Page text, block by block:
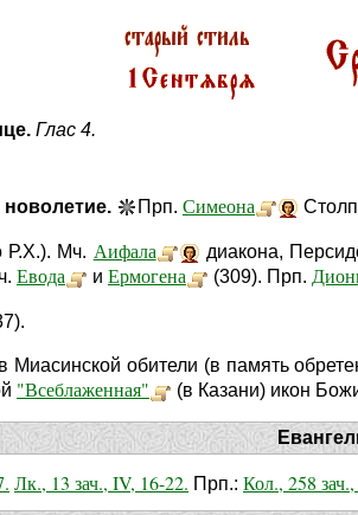
Глас 4.
новолетие. Прп. Симеона
Р.Х.). Мч. Аифала диакона,
Евода и Ермогена (309). Прп.
обители (в память
"Всеблаженная" (в Казани) икон
Лк., 13 зач., IV, 16-22. Прп.: Кол., 258